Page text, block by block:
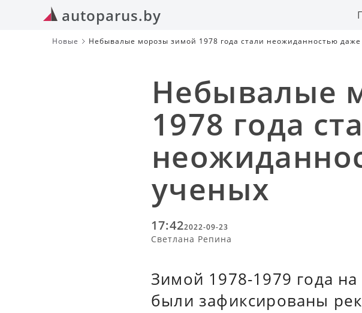
autoparus.by
Новые Небывалые морозы зимой 1978 года стали неожиданностью даже
Небывалые
1978 года
ученых
17:422022-09-23
Светлана Репина
Зимой 1978-1979 года
были зафиксированы